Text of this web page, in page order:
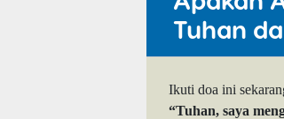
Tuhan
Ikuti doa ini
“Tuhan, saya